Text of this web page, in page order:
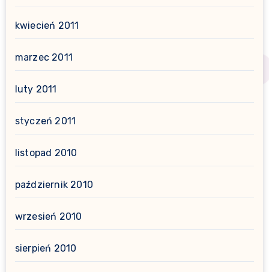
kwiecień 2011
marzec 2011
luty 2011
styczeń 2011
listopad 2010
październik 2010
wrzesień 2010
sierpień 2010